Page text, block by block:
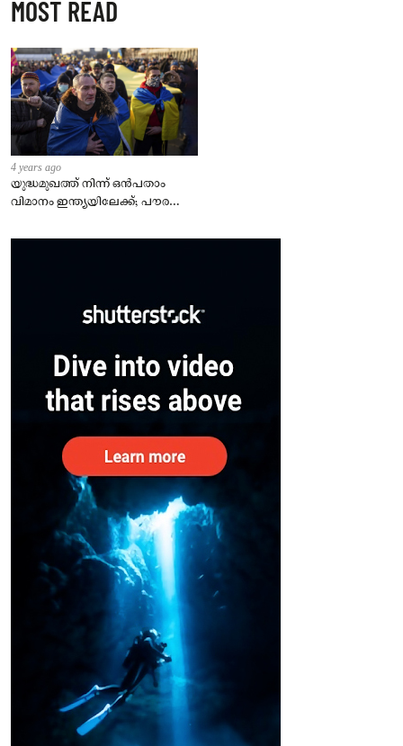
MOST READ
4 years ago
യുദ്ധമുഖത്ത് നിന്ന് ഒൻപതാം
വിമാനം ഇന്ത്യയിലേക്ക്; പൗരന്മാർ
– കേന്ദ്രം